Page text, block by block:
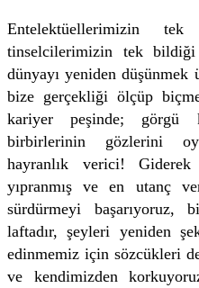
Entelektüellerimizin
tinselcilerimizin tek
dünyayı yeniden
bize gerçekliği ölçüp
kariyer peşinde; görgü
birbirlerinin gözlerini
hayranlık verici!
yıpranmış ve en utanç
sürdürmeyi başarıyoruz,
laftadır, şeyleri yeniden
edinmemiz için sözcükleri
ve kendimizden